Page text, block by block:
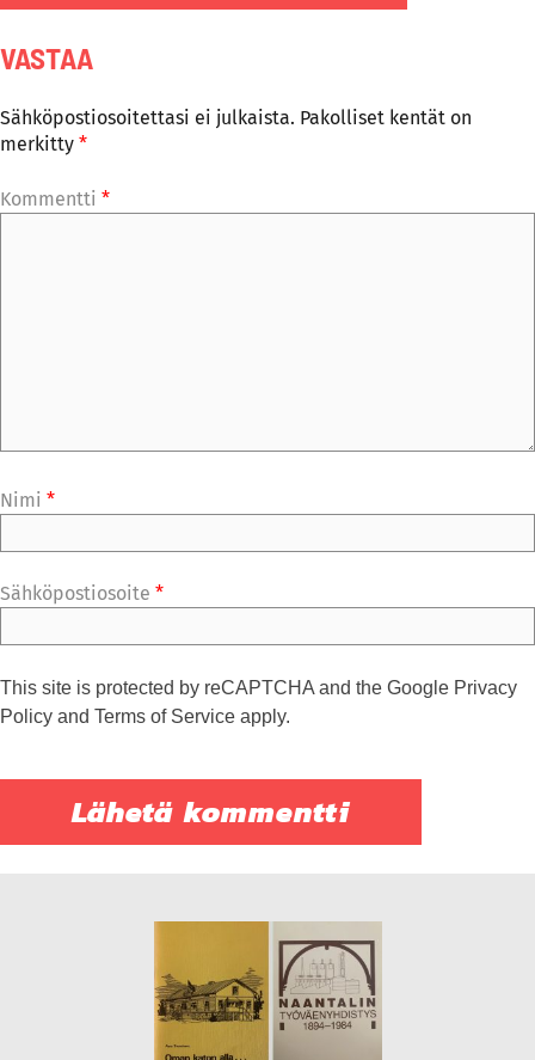
VASTAA
Sähköpostiosoitettasi ei julkaista. Pakolliset kentät on
merkitty *
Kommentti *
Nimi *
Sähköpostiosoite *
This site is protected by reCAPTCHA and the Google Privacy
Policy and Terms of Service apply.